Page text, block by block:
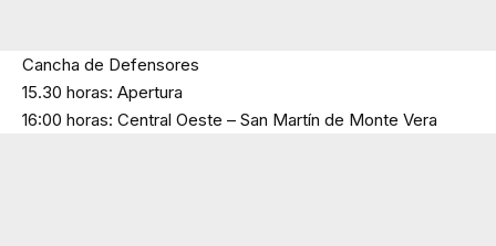
Cancha de Defensores
15.30 horas: Apertura
16:00 horas: Central Oeste – San Martín de Monte Vera